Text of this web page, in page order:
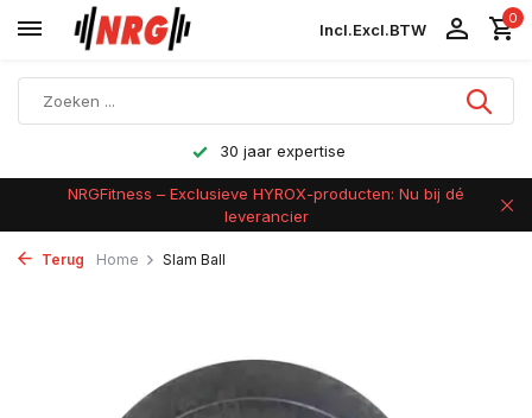
Incl.Excl.BTW
0
30 jaar expertise
NRGFitness – Exclusieve HYROX-producten: Nu bij dé
leverancier
Terug Home Slam Ball